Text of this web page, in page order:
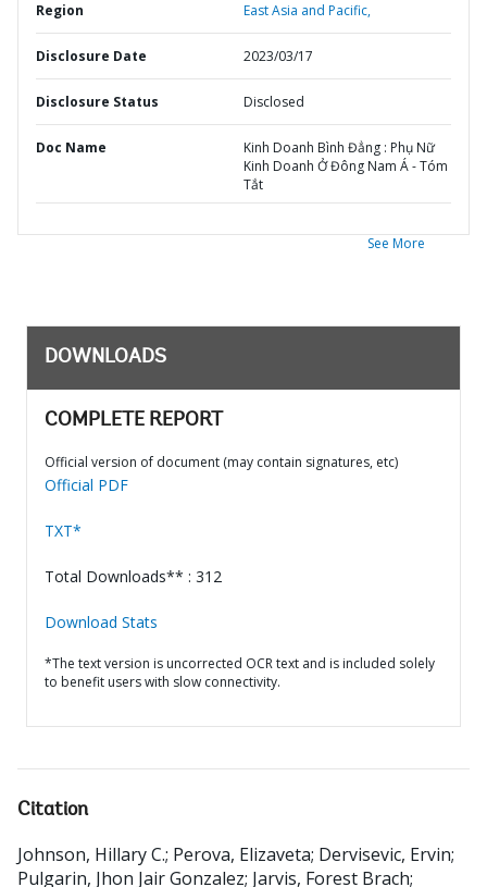
Region East Asia and Pacific,
Disclosure Date 2023/03/17
Disclosure Status Disclosed
Doc Name
Kinh Doanh Bình Đẳng : Phụ Nữ
Kinh Doanh Ở Đông Nam Á - Tóm
Tắt
See More
DOWNLOADS
COMPLETE REPORT
Official version of document (may contain signatures, etc)
Official PDF
TXT*
Total Downloads** : 312
Download Stats
*The text version is uncorrected OCR text and is included solely
to benefit users with slow connectivity.
Citation
Johnson, Hillary C.; Perova, Elizaveta; Dervisevic, Ervin;
Pulgarin, Jhon Jair Gonzalez; Jarvis, Forest Brach;